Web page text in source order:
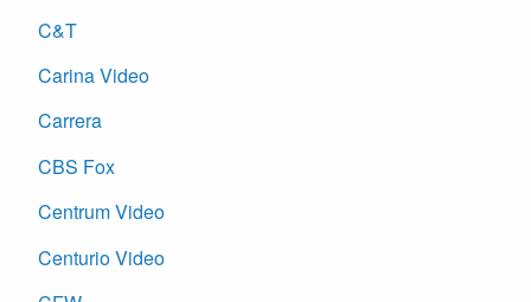
C&T
Carina Video
Carrera
CBS Fox
Centrum Video
Centurio Video